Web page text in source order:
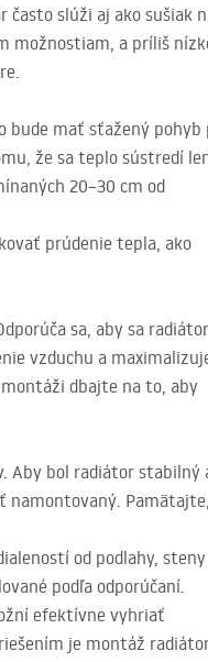
často slúži aj ako sušiak
možnostiam, a príliš
bude mať sťažený pohyb
že sa teplo sústredí
20–30 cm od
prúdenie tepla, ako
sa, aby sa radiátor
vzduchu a
dbajte na to, aby
Aby bol radiátor stabilný
namontovaný. Pamätajte,
od podlahy,
podľa odporúčaní.
efektívne vyhriať
je montáž